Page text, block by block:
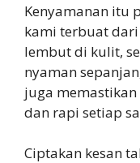
Kenyamanan itu
kami terbuat
lembut di kulit,
nyaman
juga
dan rapi setiap
Ciptakan kesan